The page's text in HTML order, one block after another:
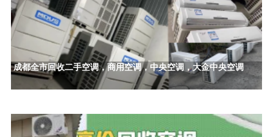
成都全市回收二手空调，商用空调，中央空调，大金中央空调